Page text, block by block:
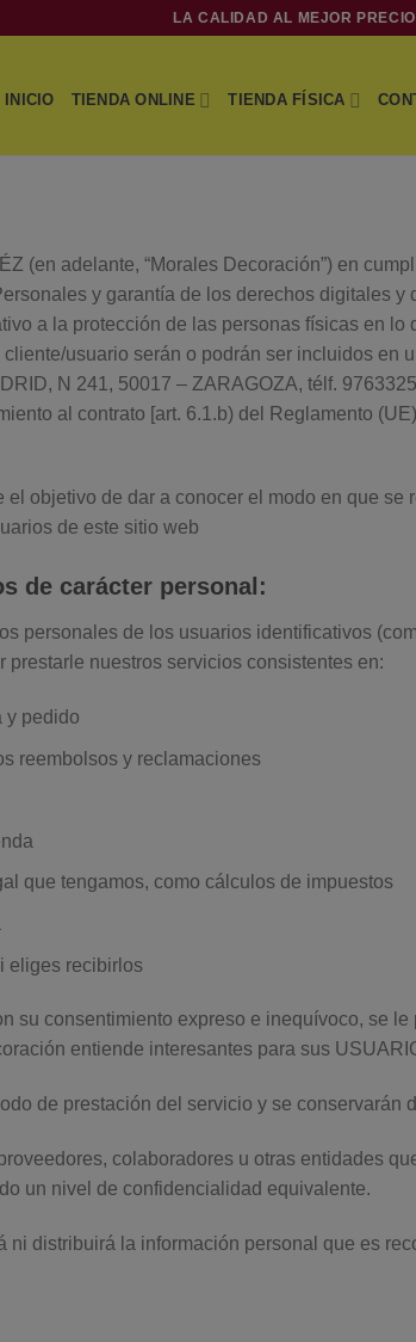
LA CALIDAD AL MEJOR PRECIO
INICIO TIENDA ONLINE TIENDA FÍSICA
(en adelante, “Morales Decoración”) en
y garantía de los derechos digitales
a la protección de las personas físicas en
usuario serán o podrán ser incluidos
N 241, 50017 – ZARAGOZA, télf.
al contrato [art. 6.1.b) del Reglamento
el objetivo de dar a conocer el modo en que
de este sitio web
de carácter personal:
personales de los usuarios identificativos
nuestros servicios consistentes en:
y pedido
reembolsos y reclamaciones
que tengamos, como cálculos de impuestos
eliges recibirlos
su consentimiento expreso e inequívoco, se
entiende interesantes para sus
de prestación del servicio y se
colaboradores u otras entidades
un nivel de confidencialidad equivalente.
ni distribuirá la información personal que es